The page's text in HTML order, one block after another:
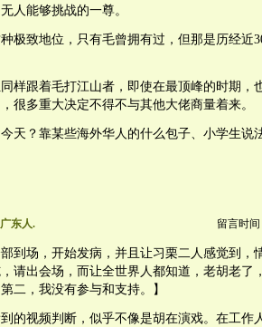
人能够挑战的一尊。
极致地位，只有毛曾拥有过，但那是历经近
样跟着毛打江山者，即使在最顶峰的时期，
很多重大决定不得不与其他大佬商量着来。
天？靠某些海外华人的什么包子、小学生说
广东人. 留言时间
部到场，开始发病，并且让习栗二人感觉到，
请出会场，而让全世界人都知道，老胡老了
二，我没有参与和支持。】
的视频判断，似乎不像是胡在演戏。在工作